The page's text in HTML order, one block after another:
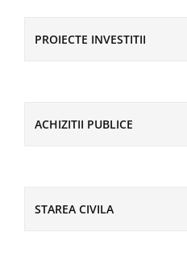
PROIECTE INVESTITII
ACHIZITII PUBLICE
STAREA CIVILA